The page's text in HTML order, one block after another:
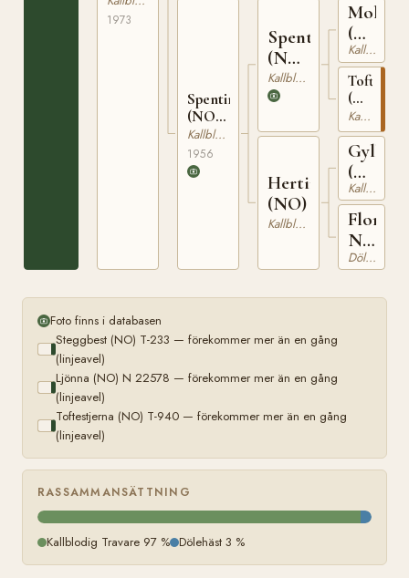
T-24592
1973
Spentina
(NO)
T-1607
Kallblodig Travare
1956
Spenter
(NO)
T-259
Kallblodig Travare
Hertina
(NO)
Kallblodig Travare
Molyn
(NO)
T-
150
Kallblodig Travare
(NO)
T-
940
Kallblodig Travare
Gyller
(NO)
T-
75
Kallblodig Travare
Flora
N
14099
Dölehäst
Foto finns i databasen
Steggbest (NO) T-233 — förekommer mer än en gång
(linjeavel)
Ljönna (NO) N 22578 — förekommer mer än en gång
(linjeavel)
Toftestjerna (NO) T-940 — förekommer mer än en gång
(linjeavel)
RASSAMMANSÄTTNING
Kallblodig Travare 97 % Dölehäst 3 %